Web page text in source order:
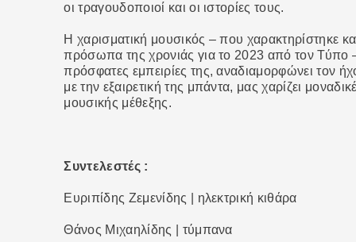
οι τραγουδοποιοί και οι ιστορίες τους.
Η χαρισματική μουσικός – που χαρακτηρίστηκε
πρόσωπα της χρονιάς για το 2023 από τον Τύπο –
πρόσφατες εμπειρίες της, αναδιαμορφώνει τον
με την εξαιρετική της μπάντα, μας χαρίζει
μουσικής μέθεξης.
Συντελεστές :
Ευριπίδης Ζεμενίδης | ηλεκτρική κιθάρα
Θάνος Μιχαηλίδης | τύμπανα